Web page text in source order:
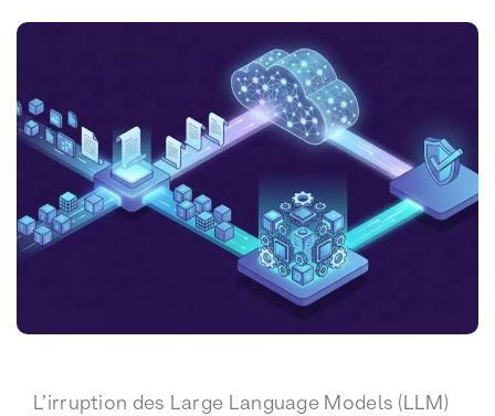
L’irruption des Large Language Models (LLM)